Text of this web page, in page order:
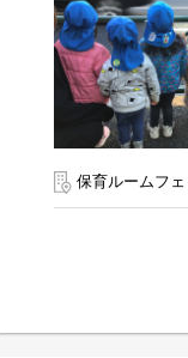
保育ルームフ